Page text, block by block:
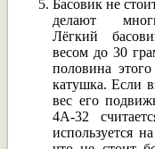
Басовик не
делают
Лёгкий
весом до 30
половина
катушка. Если
вес его
4А-32
используется